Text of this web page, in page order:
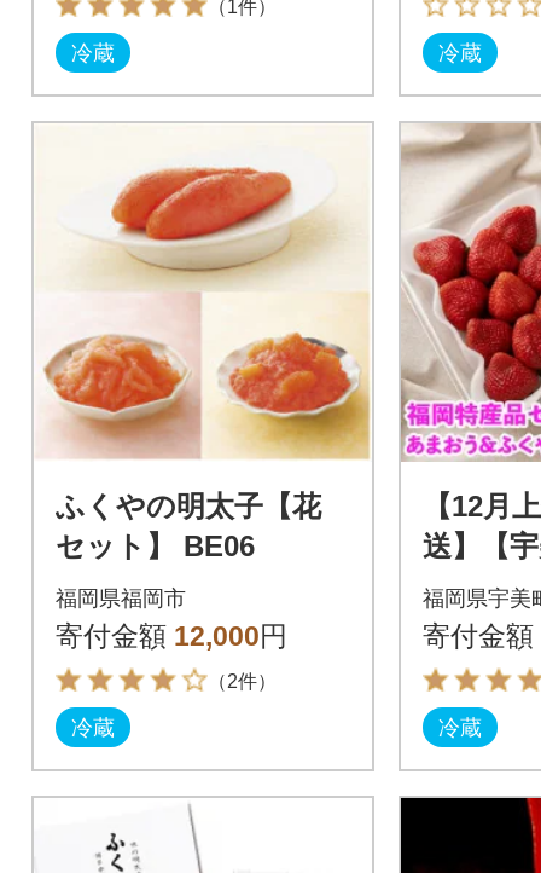
（1件）
冷蔵 冷蔵
ふくやの明太子【花
セット】 BE06
福岡県福岡市
寄付金額 12,000円
（2件）
冷蔵
【12月
送】【
「あま
「味の
福岡県宇美
寄付金額
冷蔵